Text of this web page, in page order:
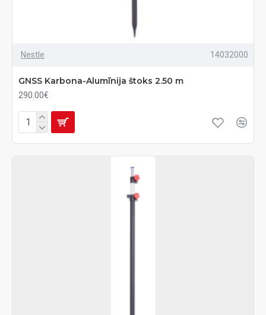
Nestle 14032000
GNSS Karbona-Alumīnija štoks 2.50 m
290.00€